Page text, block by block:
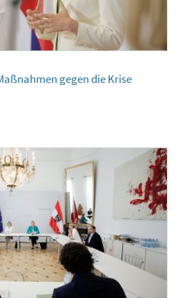
die Krise
gegen die Krise